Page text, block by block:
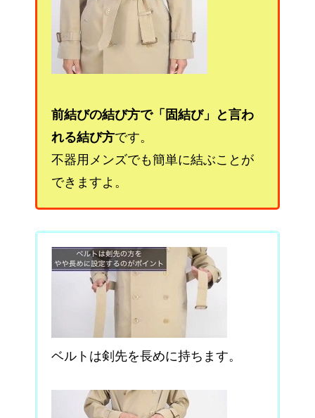
前結びの結び方で「固結び」と言わ
れる結び方です。
不器用メンズでも簡単に結ぶことが
できますよ。
ベルトは剣先を長めに持ちます。